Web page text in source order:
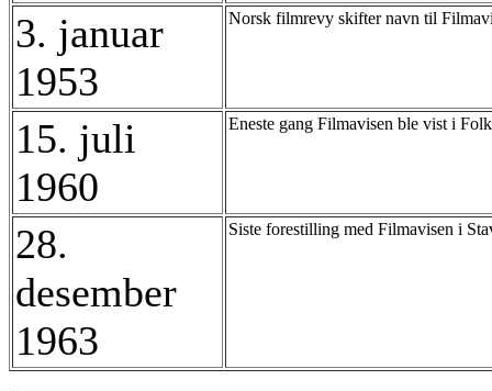
3. januar
1953
Norsk filmrevy skifter navn til
15. juli
1960
Eneste gang Filmavisen ble vist i
28.
desember
1963
Siste forestilling med Filmavisen i